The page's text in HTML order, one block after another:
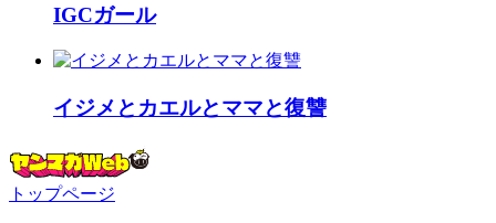
IGCガール
イジメとカエルとママと復讐
トップページ